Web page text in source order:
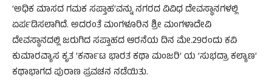
‘ಅಧಿಕ ಮಾಸದ ಗಮಕ ಸಪ್ತಾಹ’ವನ್ನು ನಗರದ ವಿವಿಧ ದೇವಸ್ಥಾನಗಳಲ್ಲಿ
ಏರ್ಪಡಿಸಲಾಗಿದೆ. ಅದರಂತೆ ಮಂಗಳೂರಿನ ಶ್ರೀ ಮಂಗಳಾದೇವಿ
ದೇವಸ್ಥಾನದಲ್ಲಿ ಜರುಗಿದ ಸಪ್ತಾಹದ ಆರನೆಯ ದಿನ ಮೇ.29ರಂದು ಕವಿ
ಕುಮಾರವ್ಯಾಸ ಕೃತ ‘ಕರ್ನಾಟ ಭಾರತ ಕಥಾ ಮಂಜರಿ’ ಯ ‘ಸುಭದ್ರಾ ಕಲ್ಯಾಣ’
ಕಥಾಭಾಗದ ಪುರಾಣ ಪ್ರವಚನ ನಡೆಯಿತು.